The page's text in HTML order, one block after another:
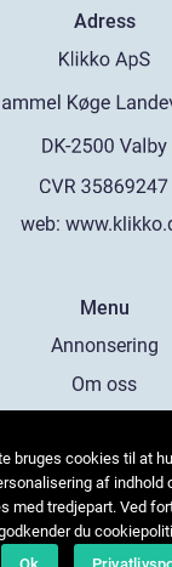
Adress
web:
Menu
Annonsering
Om oss
Kontakta oss
Sitemap
bruges cookies til at
af indhold
med tredjepart. Ved
du